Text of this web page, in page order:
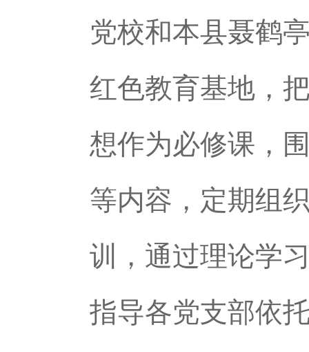
党校和本县聂鹤
红色教育基地，
想作为必修课，
等内容，定期组
训，通过理论学
指导各党支部依